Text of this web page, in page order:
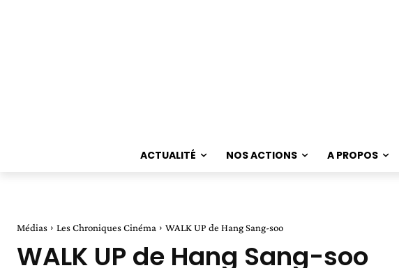
ACTUALITÉ NOS ACTIONS A PROPOS
Médias Les Chroniques Cinéma WALK UP de Hang Sang-soo
WALK UP de Hang Sang-soo